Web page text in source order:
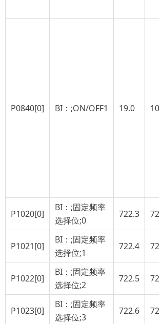
P0840[0] BI：;ON/OFF1 19.0
P1020[0]
BI：;固定频率
选择位;0
722.3
P1021[0]
BI：;固定频率
选择位;1
722.4
P1022[0]
BI：;固定频率
选择位;2
722.5
P1023[0]
BI：;固定频率
选择位;3
722.6